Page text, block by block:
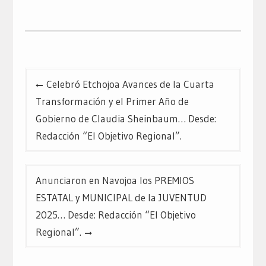
Navegación
de
entradas
Celebró Etchojoa Avances de la Cuarta
Transformación y el Primer Año de
Gobierno de Claudia Sheinbaum… Desde:
Redacción “El Objetivo Regional”.
Anunciaron en Navojoa los PREMIOS
ESTATAL y MUNICIPAL de la JUVENTUD
2025… Desde: Redacción “El Objetivo
Regional”.